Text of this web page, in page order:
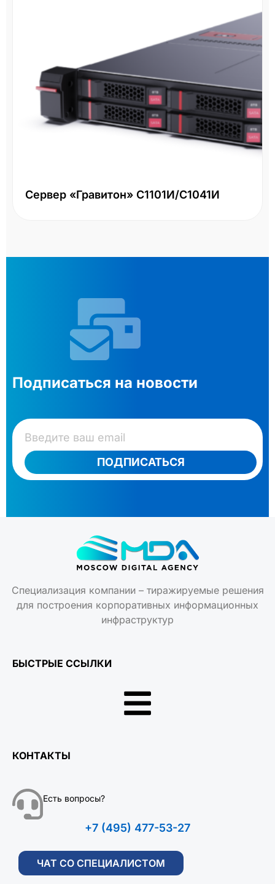
Сервер «Гравитон» С1101И/С1041И
Подписаться на новости
ПОДПИСАТЬСЯ
Специализация компании – тиражируемые решения
для построения корпоративных информационных
инфраструктур
БЫСТРЫЕ ССЫЛКИ
КОНТАКТЫ
Есть вопросы?
+7 (495) 477-53-27
ЧАТ СО СПЕЦИАЛИСТОМ